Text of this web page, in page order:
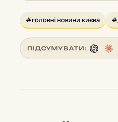
#головні новини києва
ПІДСУМУВАТИ: